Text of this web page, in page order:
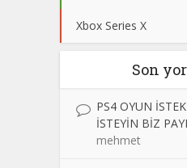
Xbox Series X
Son
PS4 OYUN
İSTEYİN BİZ
mehmet